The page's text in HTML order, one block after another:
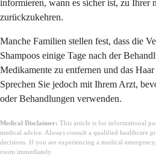
informieren, wann es sicher ist, zu Ihrer
zurückzukehren.
Manche Familien stellen fest, dass die
Shampoos einige Tage nach der
Medikamente zu entfernen und das
Sprechen Sie jedoch mit Ihrem Arzt,
oder Behandlungen verwenden.
Medical Disclaimer: This article is for informational
medical advice. Always consult a qualified healthcare
decisions. If you are experiencing a medical
room immediately.